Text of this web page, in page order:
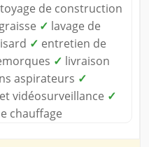
de construction
✓ lavage de
✓ entretien de
✓ livraison
aspirateurs ✓
vidéosurveillance ✓
chauffage